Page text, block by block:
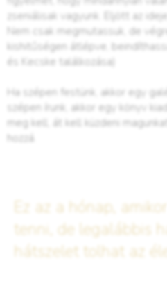
zseniálisak vagyunk. Eljött az
Nem csak megmutassuk, de
kishitűségen átlépve,
és Kecske találkozása)
Ha szépen festünk, akkor egy
szépen írunk, akkor egy könyv
meg kell, át kell küzdeni
hozzá.
Ez az a hónap,
tenni, de legalábbis
hátszelet tolhat az